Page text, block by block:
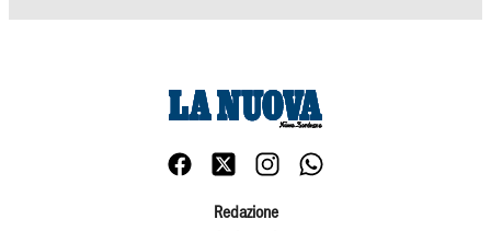
Redazione